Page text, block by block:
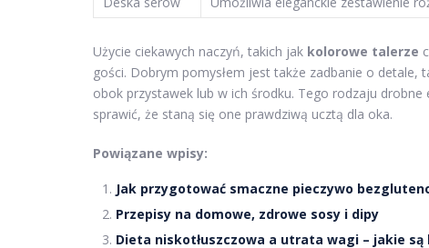
Użycie ciekawych naczyń, takich jak kolorowe talerze
gości. Dobrym pomysłem jest także zadbanie o detale,
obok przystawek lub w ich środku. Tego rodzaju
sprawić, że staną się one prawdziwą ucztą dla oka.
Powiązane wpisy:
Jak przygotować smaczne pieczywo
Przepisy na domowe, zdrowe sosy i dipy
Dieta niskotłuszczowa a utrata wagi – jakie są